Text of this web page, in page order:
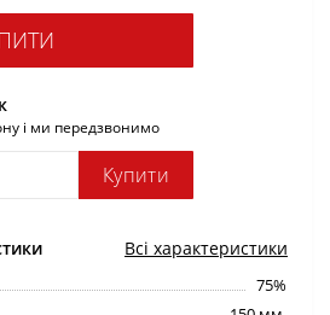
Всі характеристики
75%
і ми передзвонимо
Купити